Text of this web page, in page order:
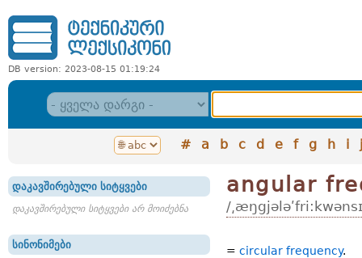
DB version: 2023-08-15 01:19:24
# a b c d e f g h i j
დაკავშირებული სიტყვები
დაკავშირებული სიტყვები არ მოიძებნა
სინონიმები
angular
/
= circular frequency.